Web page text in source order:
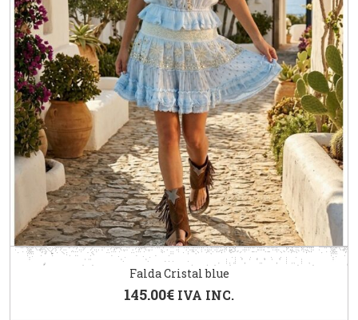
Falda Cristal blue
145.00€ IVA INC.